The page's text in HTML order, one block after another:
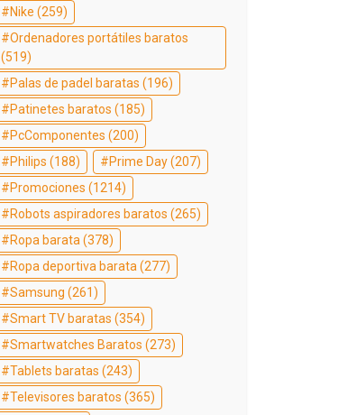
Nike (259)
Ordenadores portátiles baratos
(519)
Palas de padel baratas (196)
Patinetes baratos (185)
PcComponentes (200)
Philips (188) Prime Day(207)
Promociones (1214)
Robots aspiradores baratos (265)
Ropa barata (378)
Ropa deportiva barata (277)
Samsung (261)
Smart TV baratas (354)
Smartwatches Baratos (273)
Tablets baratas (243)
Televisores baratos (365)